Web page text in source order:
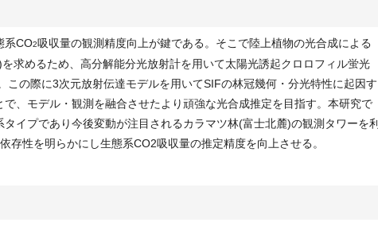
系CO2吸収量の観測精度向上が鍵である。そこで陸上植物の光合成による
求めるため、高分解能分光放射計を用いて太陽光誘起クロロフィル蛍光
この際に3次元放射伝達モデルを用いてSIFの林冠幾何・分光特性に起因す
、モデル・観測を融合させたより頑強な光合成推定を目指す。本研究で
イプであり今後変動が注目されるカラマツ林(富士北麓)の観測タワーを利
存性を明らかにし生態系CO2吸収量の推定精度を向上させる。